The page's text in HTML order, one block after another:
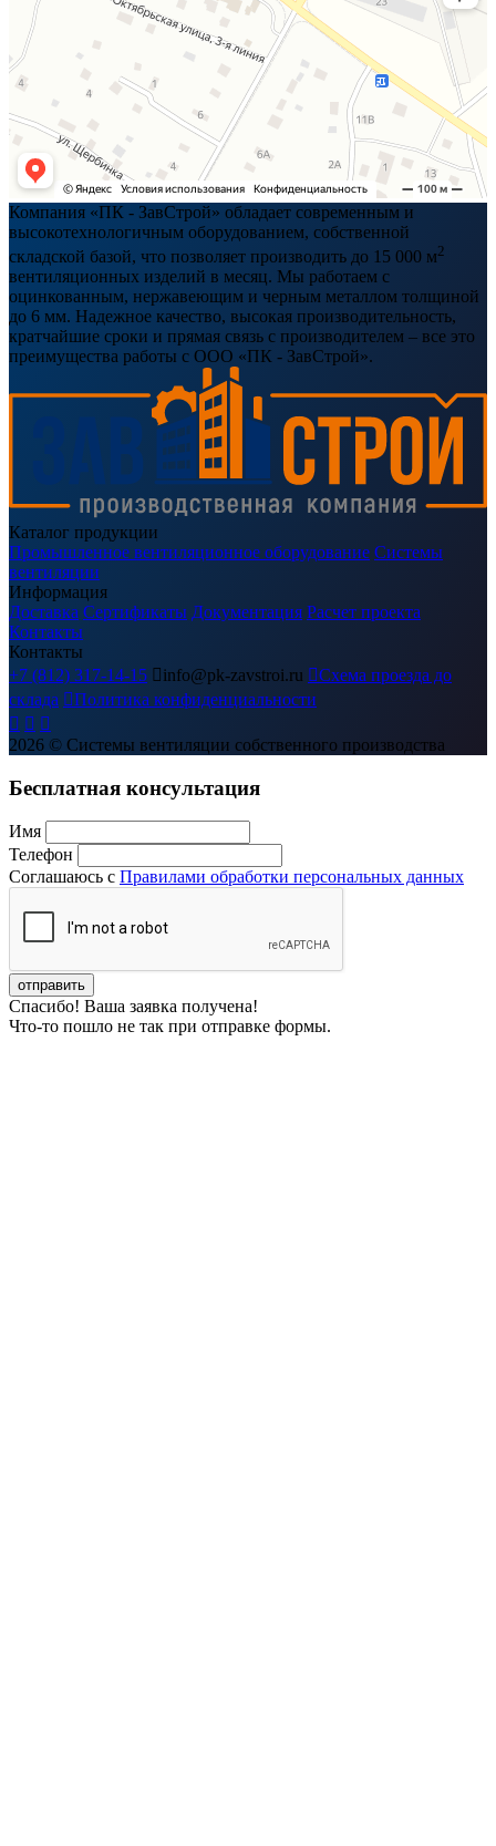
Компания «ПК - ЗавСтрой» обладает современным и
высокотехнологичным оборудованием, собственной
складской базой, что позволяет производить до 15 000 м2
вентиляционных изделий в месяц. Мы работаем с
оцинкованным, нержавеющим и черным металлом толщиной
до 6 мм. Надежное качество, высокая производительность,
кратчайшие сроки и прямая связь с производителем – все это
преимущества работы с ООО «ПК - ЗавСтрой».
Каталог продукции
Промышленное вентиляционное оборудование Системы
вентиляции
Информация
Доставка Сертификаты Документация Расчет проекта
Контакты
Контакты
+7 (812) 317-14-15  info@pk-zavstroi.ru Схема проезда до
склада Политика конфиденциальности
  
2026 © Системы вентиляции собственного производства
Бесплатная консультация
Имя
Телефон
Соглашаюсь с Правилами обработки персональных данных
Спасибо! Ваша заявка получена!
Что-то пошло не так при отправке формы.